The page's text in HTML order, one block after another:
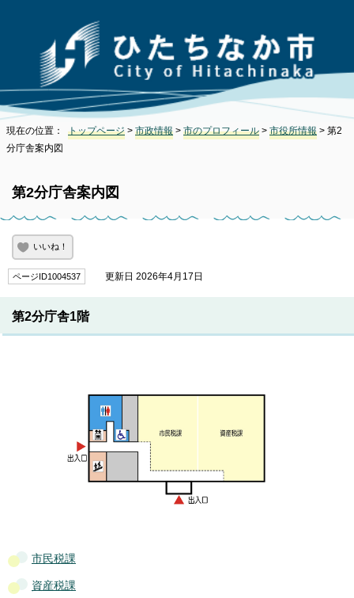
現在の位置： トップページ > 市政情報 > 市のプロフィール > 市役所情報 > 第2
分庁舎案内図
第2分庁舎案内図
いいね！
ページID1004537 更新日 2026年4月17日
第2分庁舎1階
市民税課
資産税課